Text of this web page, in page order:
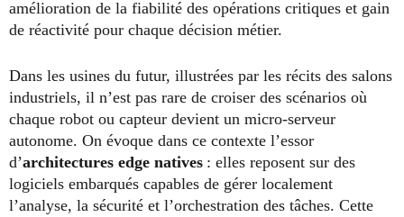
amélioration de la fiabilité des opérations critiques et gain
de réactivité pour chaque décision métier.
Dans les usines du futur, illustrées par les récits des salons
industriels, il n’est pas rare de croiser des scénarios où
chaque robot ou capteur devient un micro-serveur
autonome. On évoque dans ce contexte l’essor
d’architectures edge natives : elles reposent sur des
logiciels embarqués capables de gérer localement
l’analyse, la sécurité et l’orchestration des tâches. Cette